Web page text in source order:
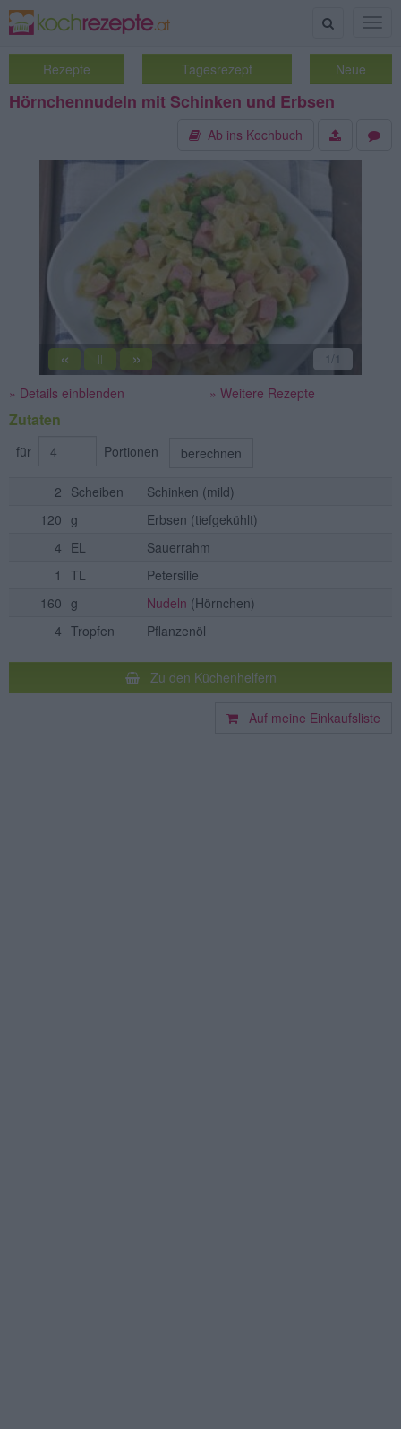
Suche
Rezepte Tagesrezept Neue
Hörnchennudeln mit Schinken und Erbsen
Ab ins Kochbuch
« || » 1/1
» Details einblenden » Weitere Rezepte
Zutaten
für Portionen berechnen
2 Scheiben Schinken (mild)
120 g Erbsen (tiefgekühlt)
4 EL
Sauerrahm
1
TL
Petersilie
160 g Nudeln (Hörnchen)
4 Tropfen Pflanzenöl
Zu den Küchenhelfern
Auf meine Einkaufsliste